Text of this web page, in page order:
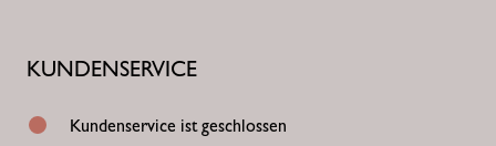
KUNDENSERVICE
Kundenservice ist geschlossen